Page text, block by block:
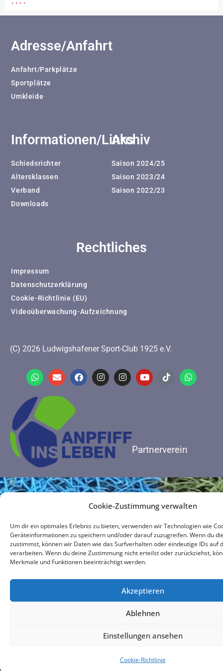
Cookie-Zustimmung verwalten
Um dir ein optimales Erlebnis zu bieten, verwenden wir Technologien wie
Geräteinformationen zu speichern und/oder darauf zuzugreifen. Wenn du
zustimmst, können wir Daten wie das Surfverhalten oder eindeutige IDs auf
verarbeiten. Wenn du deine Zustimmung nicht erteilst oder zurückziehst,
Merkmale und Funktionen beeinträchtigt werden.
Akzeptieren
Ablehnen
Einstellungen ansehen
Cookie-Richtlinie
Adresse/Anfahrt
Anfahrt/Parkplätze
Sportplätze
Umkleide
Informationen/Links
Schiedsrichter
Altersklassen
Verband
Downloads
Archiv
Saison 2024/25
Saison 2023/24
Saison 2022/23
Rechtliches
Impressum
Datenschutzerklärung
Cookie-Richtlinie (EU)
Videoüberwachung-Aufzeichnung
(C) 2026 Ludwigshafener Sport-Club 1925 e.V.
Partnerverein